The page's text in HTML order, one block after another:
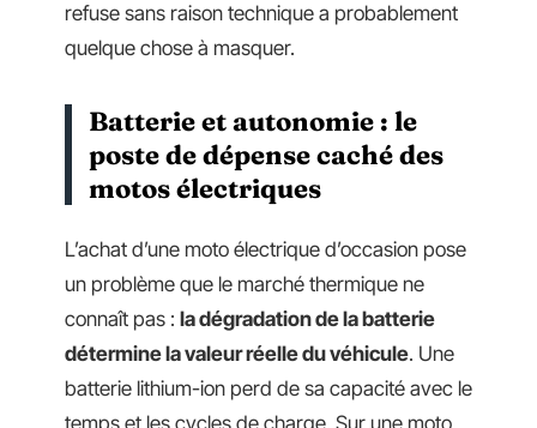
refuse sans raison technique a probablement
quelque chose à masquer.
Batterie et autonomie : le
poste de dépense caché des
motos électriques
L’achat d’une moto électrique d’occasion pose
un problème que le marché thermique ne
connaît pas : la dégradation de la batterie
détermine la valeur réelle du véhicule. Une
batterie lithium-ion perd de sa capacité avec le
temps et les cycles de charge. Sur une moto